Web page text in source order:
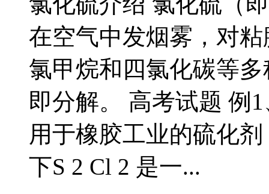
在空气中发烟雾，对
氯甲烷和四氯化碳等
即分解。 高考试题 例
用于橡胶工业的硫化
下S 2 Cl 2 是一...